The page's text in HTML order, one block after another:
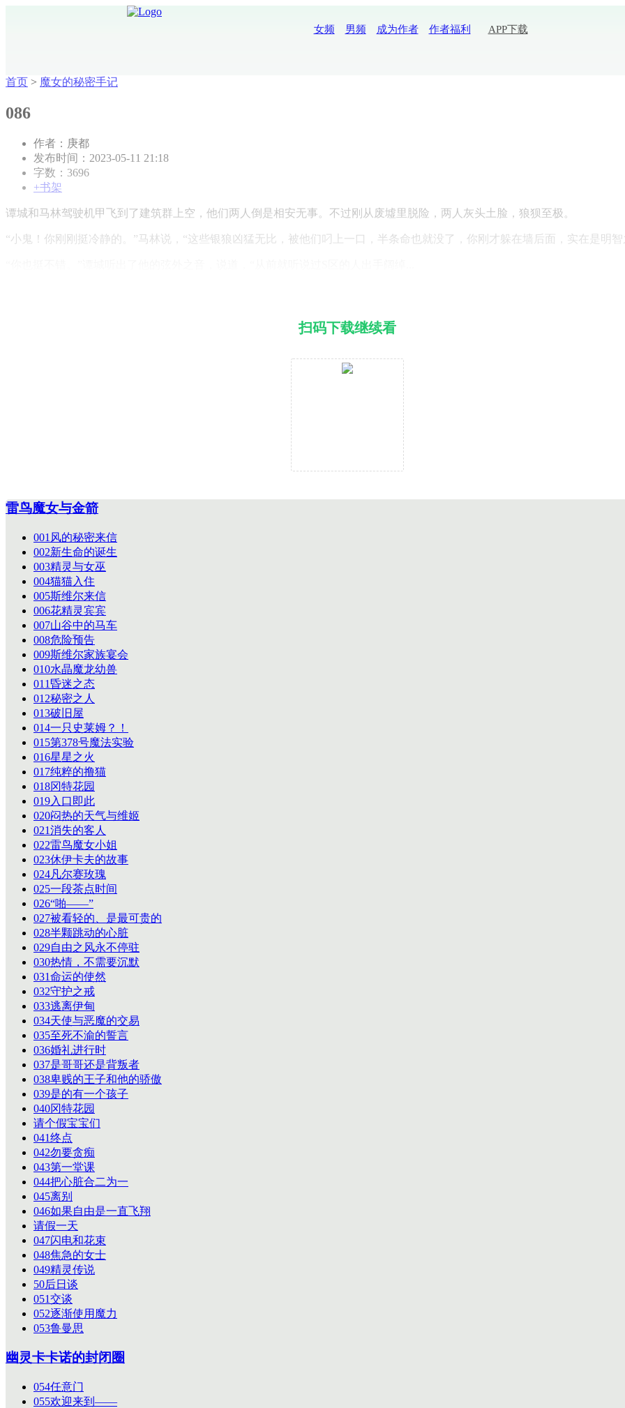
女频 男频 成为作者 作者福利 APP下载
首页 > 魔女的秘密手记
086
作者：庚都
发布时间：2023-05-11 21:18
字数：3696
+书架
谭城和马林驾驶机甲飞到了建筑群上空，他们两人倒是相安无事。不过刚从废墟里脱险，两人灰头土脸，狼狈至极。
“小鬼！你刚刚挺冷静的。”马林说，“这些银狼凶猛无比，被他们叼上一口，半条命也就没了，你刚才躲在墙后面，实在是明智
扫码下载继续看
雷鸟魔女与金箭
001风的秘密来信
002新生命的诞生
003精灵与女巫
004猫猫入住
005斯维尔来信
006花精灵宾宾
007山谷中的马车
008危险预告
009斯维尔家族宴会
010水晶魔龙幼兽
011昏迷之态
012秘密之人
013破旧屋
014一只史莱姆？！
015第378号魔法实验
016星星之火
017纯粹的撸猫
018冈特花园
019入口即此
020闷热的天气与维姬
021消失的客人
022雷鸟魔女小姐
023休伊卡夫的故事
024凡尔赛玫瑰
025一段茶点时间
026“啪——”
027被看轻的、是最可贵的
028半颗跳动的心脏
029自由之风永不停驻
030热情，不需要沉默
031命运的使然
032守护之戒
033逃离伊甸
034天使与恶魔的交易
035至死不渝的誓言
036婚礼进行时
037是哥哥还是背叛者
038卑贱的王子和他的骄傲
039是的有一个孩子
040冈特花园
请个假宝宝们
041终点
042勿要贪痴
043第一堂课
044把心脏合二为一
045离别
046如果自由是一直飞翔
请假一天
047闪电和花束
048焦急的女士
049精灵传说
50后日谈
051交谈
052逐渐使用魔力
053鲁曼思
幽灵卡卡诺的封闭圈
054任意门
055欢迎来到——